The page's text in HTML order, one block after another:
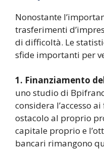
Nonostante
trasferimenti
di difficoltà. Le
sfide importanti per
1. Finanziamento
uno studio di
considera l’accesso
ostacolo al proprio
capitale proprio e
bancari rimangono